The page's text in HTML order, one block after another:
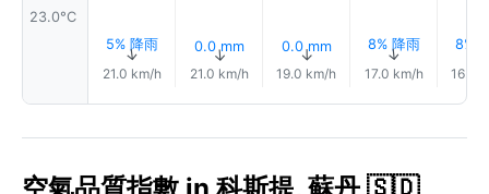
23.0°C
5% 降雨
↑
21.0 km/h
0.0 mm
↑
21.0 km/h
0.0 mm
↑
19.0 km/h
8% 降雨
↑
17.0 km/h
8%
16.0